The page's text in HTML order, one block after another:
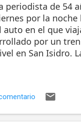
periodista de 54
por la noche
auto en el que
por un
en San Isidro.
de la
sufrió cuando